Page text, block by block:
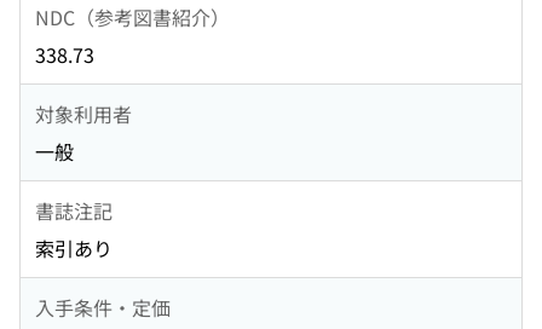
NDC（参考図書紹介）
338.73
対象利用者
一般
書誌注記
索引あり
入手条件・定価